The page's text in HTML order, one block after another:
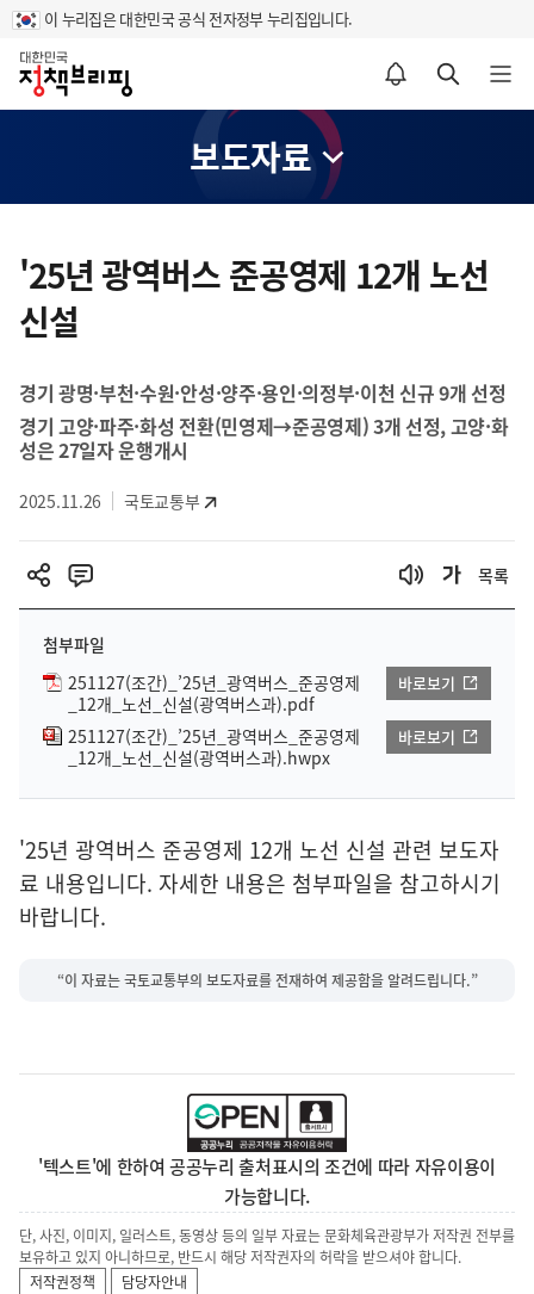
이 누리집은 대한민국 공식 전자정부 누리집입니다.
홈
알림설정 바로가기 검색 바로가기 메뉴 열기
보도자료
텐
영
'25년 광역버스 준공영제 12개 노선
신설
경기 광명·부천·수원·안성·양주·용인·의정부·이천 신규 9개 선정
경기 고양·파주·화성 전환(민영제→준공영제) 3개 선정, 고양·화
성은 27일자 운행개시
2025.11.26 국토교통부
목록
첨부파일
251127(조간)_’25년_광역버스_준공영제
_12개_노선_신설(광역버스과).pdf
바로보기
251127(조간)_’25년_광역버스_준공영제
_12개_노선_신설(광역버스과).hwpx
바로보기
'25년 광역버스 준공영제 12개 노선 신설 관련 보도자
료 내용입니다. 자세한 내용은 첨부파일을 참고하시기
바랍니다.
“이 자료는 국토교통부의 보도자료를 전재하여 제공함을 알려드립니다.”
'텍스트'에 한하여 공공누리 출처표시의 조건에 따라 자유이용이
가능합니다.
단, 사진, 이미지, 일러스트, 동영상 등의 일부 자료는 문화체육관광부가 저작권 전부를
보유하고 있지 아니하므로, 반드시 해당 저작권자의 허락을 받으셔야 합니다.
저작권정책
담당자안내